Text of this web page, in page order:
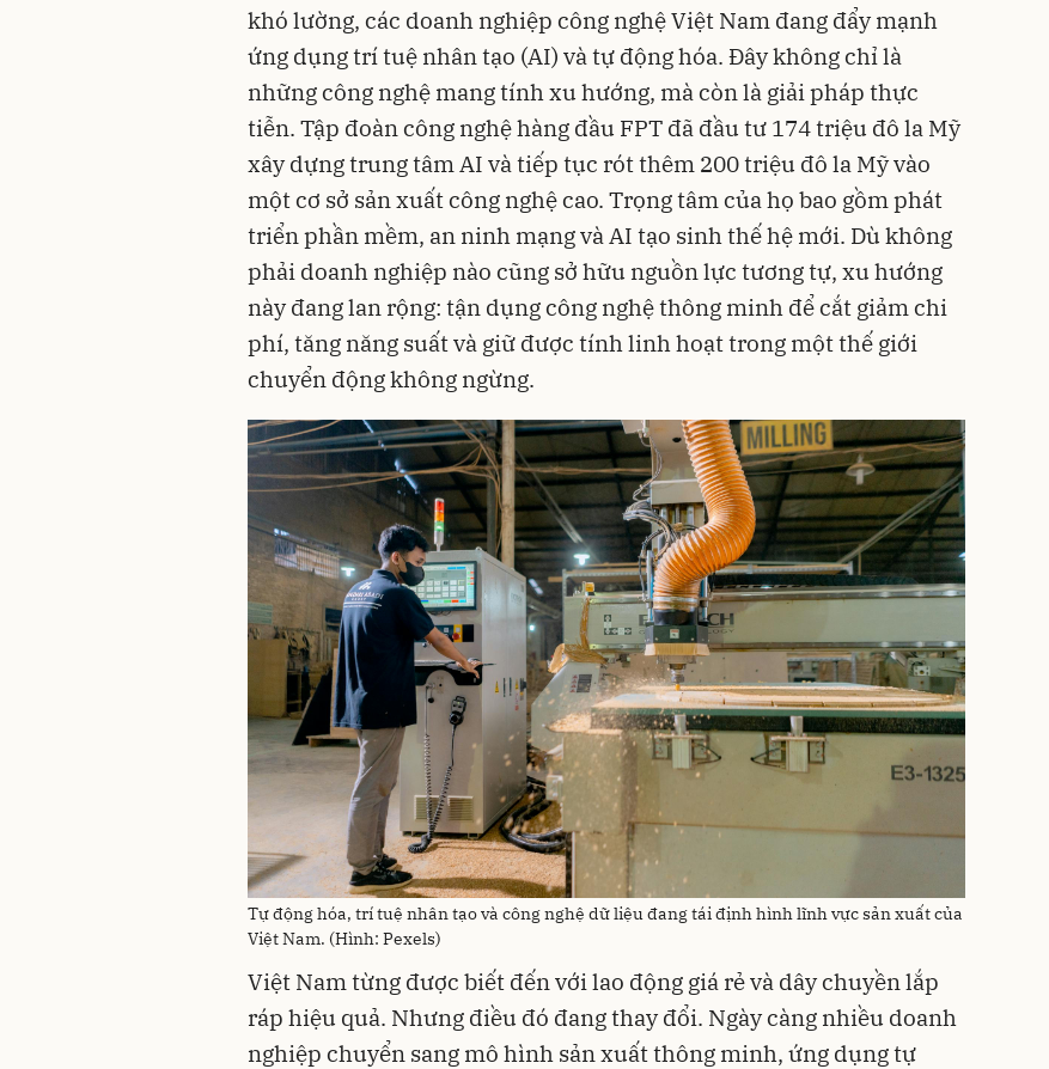
khó lường, các doanh nghiệp công nghệ Việt Nam đang đẩy mạnh
ứng dụng trí tuệ nhân tạo (AI) và tự động hóa. Đây không chỉ là
những công nghệ mang tính xu hướng, mà còn là giải pháp thực
tiễn. Tập đoàn công nghệ hàng đầu FPT đã đầu tư 174 triệu đô la Mỹ
xây dựng trung tâm AI và tiếp tục rót thêm 200 triệu đô la Mỹ vào
một cơ sở sản xuất công nghệ cao. Trọng tâm của họ bao gồm phát
triển phần mềm, an ninh mạng và AI tạo sinh thế hệ mới. Dù không
phải doanh nghiệp nào cũng sở hữu nguồn lực tương tự, xu hướng
này đang lan rộng: tận dụng công nghệ thông minh để cắt giảm chi
phí, tăng năng suất và giữ được tính linh hoạt trong một thế giới
chuyển động không ngừng.
Tự động hóa, trí tuệ nhân tạo và công nghệ dữ liệu đang tái định hình lĩnh vực sản xuất của
Việt Nam. (Hình: Pexels)
Việt Nam từng được biết đến với lao động giá rẻ và dây chuyền lắp
ráp hiệu quả. Nhưng điều đó đang thay đổi. Ngày càng nhiều doanh
nghiệp chuyển sang mô hình sản xuất thông minh, ứng dụng tự